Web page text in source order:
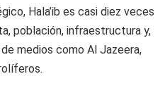
Hala’ib es casi diez veces
población, infraestructura y,
medios como Al Jazeera,